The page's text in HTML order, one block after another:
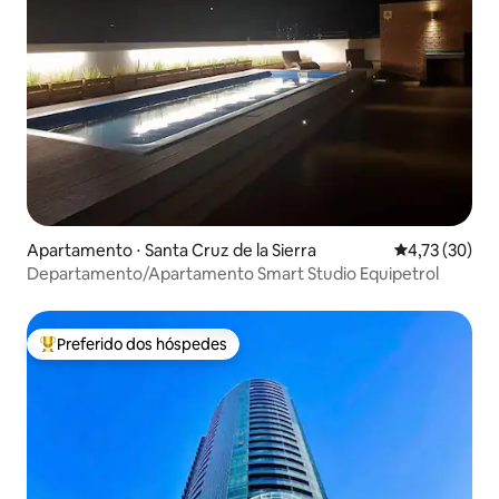
Apartamento ⋅ Santa Cruz de la Sierra 4,73 de uma
4,73 (30)
Departamento/Apartamento Smart Studio Equipetrol
Entre os melhores preferidos dos hóspedes
Preferido dos hóspedes